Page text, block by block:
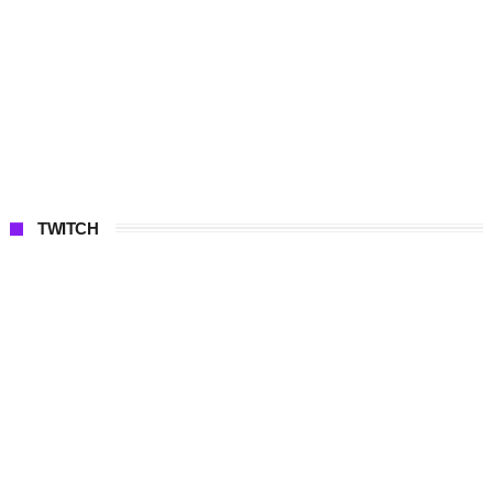
TWITCH